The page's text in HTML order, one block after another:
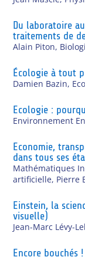
Du laboratoire
traitements de
Alain Piton,
Écologie à tout
Damien Bazin,
Ecologie :
Environnement
Economie,
dans tous ses
Mathématiques
artificielle, Pierre
Einstein, la
visuelle)
Jean-Marc Lévy-
Encore bouchés